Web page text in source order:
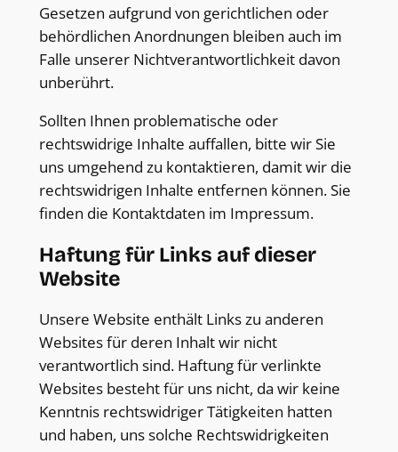
Gesetzen aufgrund von gerichtlichen oder
behördlichen Anordnungen bleiben auch im
Falle unserer Nichtverantwortlichkeit davon
unberührt.
Sollten Ihnen problematische oder
rechtswidrige Inhalte auffallen, bitte wir Sie
uns umgehend zu kontaktieren, damit wir die
rechtswidrigen Inhalte entfernen können. Sie
finden die Kontaktdaten im Impressum.
Haftung für Links auf dieser
Website
Unsere Website enthält Links zu anderen
Websites für deren Inhalt wir nicht
verantwortlich sind. Haftung für verlinkte
Websites besteht für uns nicht, da wir keine
Kenntnis rechtswidriger Tätigkeiten hatten
und haben, uns solche Rechtswidrigkeiten